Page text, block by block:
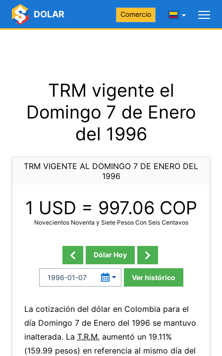
DOLAR Comercio
TRM vigente el
Domingo 7 de Enero
del 1996
TRM VIGENTE AL DOMINGO 7 DE ENERO DEL
1996
1 USD = 997.06 COP
Novecientos Noventa y Siete Pesos Con Seis Centavos
Dólar Hoy
Ver histórico
La cotización del dólar en Colombia para el
día Domingo 7 de Enero del 1996 se mantuvo
inalterada. La T.R.M. aumentó un 19.11%
(159.99 pesos) en referencia al mismo día del